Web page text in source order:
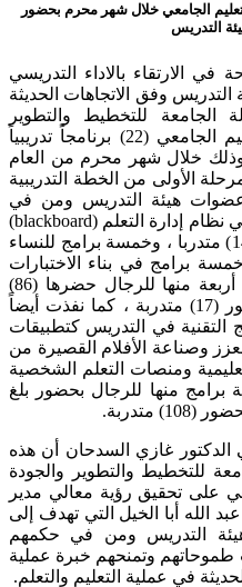
التعليم الجامعي خلال شهر محرم بحضور
الارتقاء بالاداء التدريسي
وفق الاتجاهات الحديثة
الجامعة للتخطيط والتطوير
والجودة ممثلة بعمادة تطوير التعليم الجامعي (22) برنامجاً تدريبياً
خلال شهر محرم من العام
الأولى من الخطة التدريبية
هيئة التدريس ومن في
حكمهم ، حيث نفذت تسعة برامج في نظام إدارة التعلم (blackboard)
ستة برامج منها للرجال بحضور (143) متدربا ، وخمسة برامج للنساء
خمسة برامج في بناء الاختبارات
التحصيلية في المرحلة الجامعية ، أربعة منها للرجال حضرها (86)
متدربا ، وبرنامجاًواحداًللنساء بحضور (17) متدربة ، كما نفذت أيضاً
التقنية في التدريس كتطبيقات
وصناعة الأفلام القصيرة من
ومنصات التعلم الشخصية
برامج منها للرجال بحضور بلغ
الدكتور غازي السدحان أن هذه
للتخطيط والتطوير والجودة
على تحقيق رؤية معالي مدير
الله أبا الخيل التي تهدف إلى
التدريس ومن في حكمهم
طموحاتهم وتمنحهم خبرة عملية
في عملية التعليم والتعلم.